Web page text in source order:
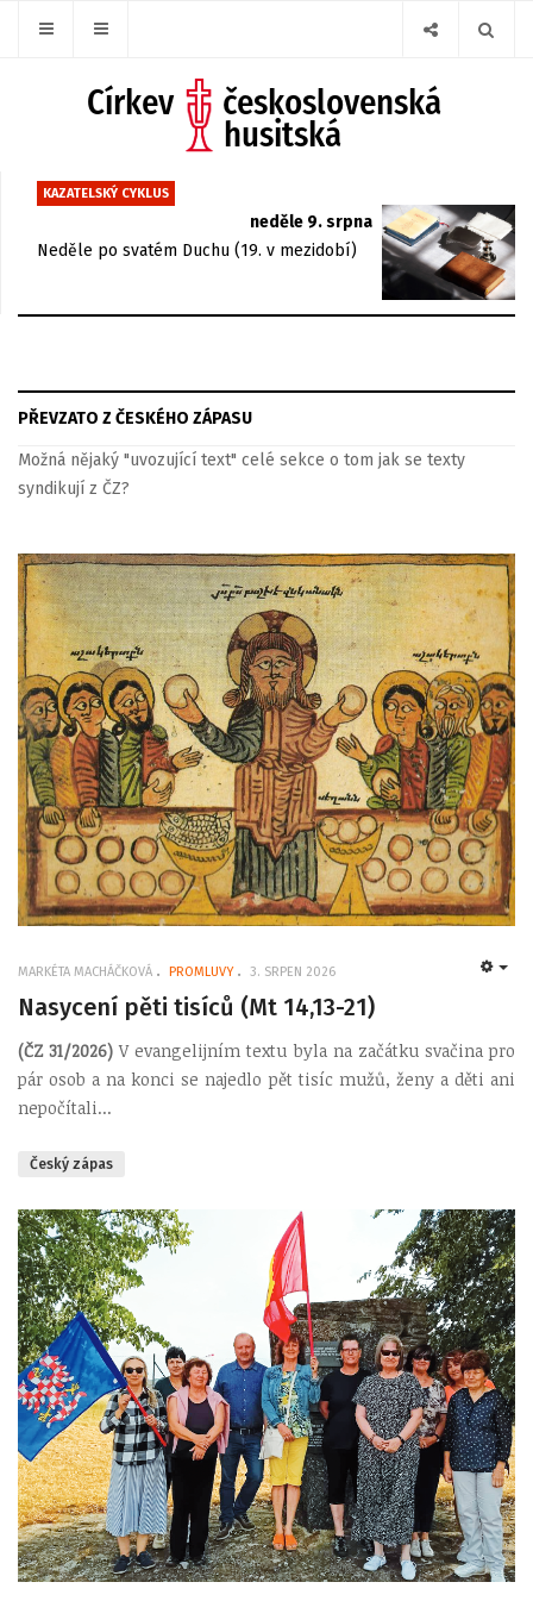
KAZATELSKÝ CYKLUS
neděle 9. srpna
Neděle po svatém Duchu (19. v mezidobí)
PŘEVZATO Z ČESKÉHO ZÁPASU
Možná nějaký "uvozující text" celé sekce o tom jak se texty
syndikují z ČZ?
MARKÉTA MACHÁČKOVÁ PROMLUVY 3. SRPEN 2026
Nasycení pěti tisíců (Mt 14,13-21)
(ČZ 31/2026) V evangelijním textu byla na začátku svačina pro
pár osob a na konci se najedlo pět tisíc mužů, ženy a děti ani
nepočítali...
Český zápas